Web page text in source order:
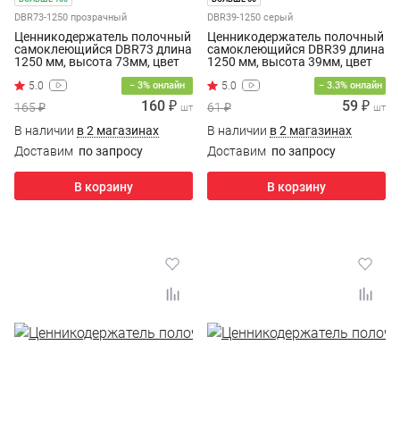
DBR73-1250 прозрачный
Ценникодержатель полочный
самоклеющийся DBR73 длина
1250 мм, высота 73мм, цвет
5.0 − 3% онлайн
165 ₽ 160 ₽ шт
В наличии в 2 магазинах
Доставим по запросу
В корзину
DBR39-1250 серый
Ценникодержатель полочный
самоклеющийся DBR39 длина
1250 мм, высота 39мм, цвет
− 3.3% онлайн
61 ₽ 59 ₽ шт
В наличии в 2 магазинах
Доставим по запросу
В корзину